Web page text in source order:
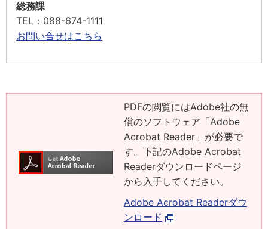
総務課
TEL ：088-674-1111
お問い合せはこちら
PDFの閲覧にはAdobe社の無
償のソフトウェア「Adobe
Acrobat Reader」が必要で
す。下記のAdobe Acrobat
Readerダウンロードページ
から入手してください。
Adobe Acrobat Readerダウ
ンロード